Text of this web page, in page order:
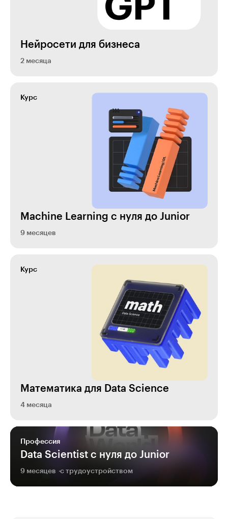
Нейросети для бизнеса
2 месяца
Курс
Machine Learning с нуля до Junior
9 месяцев
Курс
Математика для Data Science
4 месяца
Профессия
Data Scientist с нуля до Junior
9 месяцев с трудоустройством